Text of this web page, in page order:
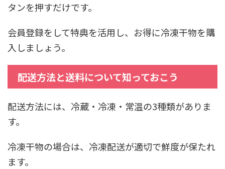
タンを押すだけです。
会員登録をして特典を活用し、お得に冷凍干物を購
入しましょう。
配送方法と送料について知っておこう
配送方法には、冷蔵・冷凍・常温の3種類がありま
す。
冷凍干物の場合は、冷凍配送が適切で鮮度が保たれ
ます。